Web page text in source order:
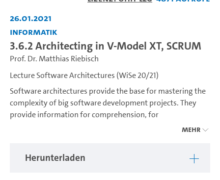
26.01.2021
Informatik
3.6.2 Architecting in V-Model XT, SCRUM
Prof. Dr. Matthias Riebisch
Lecture Software Architectures (WiSe 20/21)
Software architectures provide the base for mastering the
complexity of big software development projects. They
provide information for comprehension, for
communication between stakeholders of the development
models and provide the base for work division and project
Mehr
Herunterladen